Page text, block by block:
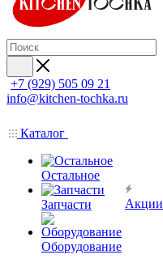
+7 (929) 505 09 21
info@kitchen-tochka.ru
Каталог
Остальное
Запчасти
Оборудование
Акции